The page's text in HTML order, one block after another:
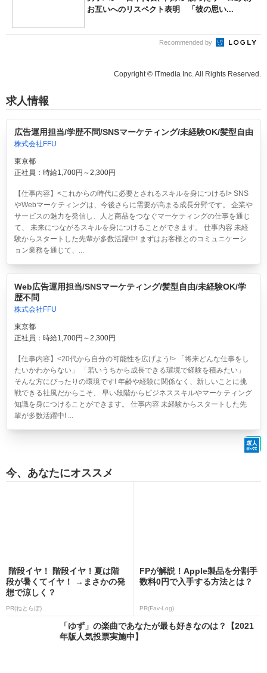
お互いへのリスペクト表明 「彼の思い...
Recommended by
Copyright © ITmedia Inc. All Rights Reserved.
求人情報
広告運用担当/学歴不問/SNSマーケティング/未経験OK/髪型自由
株式会社FFU
東京都
正社員：時給1,700円～2,300円
【仕事内容】<これからの時代に必要とされるスキルを身につける!> SNS
やWebマーケティングは、今後さらに需要が高まる成長分野です。 企業や
サービスの魅力を発信し、人と商品をつなぐマーケティングの仕事を通じ
て、 未来につながるスキルを身につけることができます。 仕事内容 未経
験からスタートした先輩が多数活躍中! まずはお客様とのコミュニケーシ
ョン業務を通じて、...
Web広告運用担当/SNSマーケティング/髪型自由/未経験OK/学
歴不問
株式会社FFU
東京都
正社員：時給1,700円～2,300円
【仕事内容】<20代から自分の可能性を広げよう!> 「将来どんな仕事をし
たいかわからない」 「若いうちから成長できる環境で経験を積みたい」
そんな方にぴったりの環境です! 年齢や経験に関係なく、新しいことに挑
戦できる社風だからこそ、 早い段階からビジネススキルやマーケティング
知識を身につけることができます。 仕事内容 未経験からスタートした先
輩が多数活躍中! ...
今、あなたにオススメ
階段イヤ！ 階段イヤ！夏は階
段が暑くてイヤ！ →まさかの発
想で涼しく？
PR(ねとらぼ)
FPが解説！Apple製品を分割手
数料0円で入手する方法とは？
PR(Fav-Log)
「ゆず」の楽曲であなたが最も好きなのは？【2021
年版人気投票実施中】